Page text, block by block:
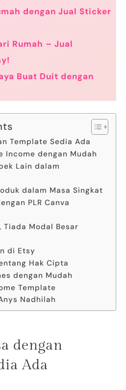
dengan Jual Sticker
Rumah – Jual
Buat Duit dengan
Template Sedia Ada
Income dengan Mudah
Lain dalam
dalam Masa Singkat
PLR Canva
Tiada Modal Besar
di Etsy
Hak Cipta
dengan Mudah
Template
Nadhilah
dengan
Ada